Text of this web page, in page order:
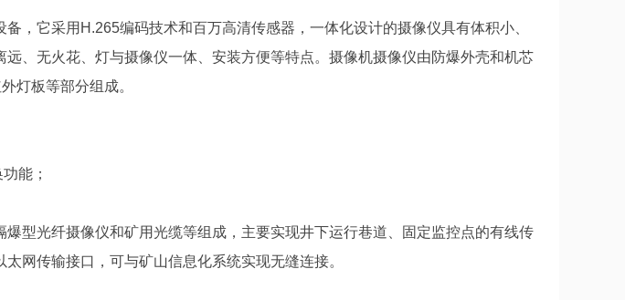
，它采用H.265编码技术和百万高清传感器，一体化设计的摄像仪具有体积小、
、无火花、灯与摄像仪一体、安装方便等特点。摄像机摄像仪由防爆外壳和机芯
灯板等部分组成。
能；
型光纤摄像仪和矿用光缆等组成，主要实现井下运行巷道、固定监控点的有线传
网传输接口，可与矿山信息化系统实现无缝连接。